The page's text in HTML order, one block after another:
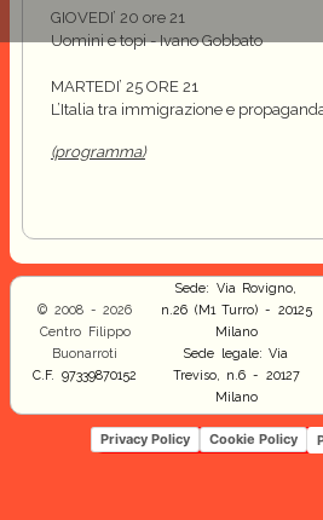
GIOVEDI’ 20 ore 21
Uomini e topi-Ivano Gobbato
MARTEDI’ 25 ORE 21
L’Italia tra immigrazione e
(programma)
© 2008 - 2026
Centro Filippo
Buonarroti
C.F. 97339870152
Sede: Via Rovigno,
n.26 (M1 Turro) - 20125
Milano
Sede legale: Via
Treviso, n.6 - 20127
Milano
Privacy Policy Cookie Policy